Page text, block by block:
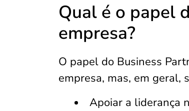
Qual é o papel
empresa?
O papel do Business
empresa, mas, em geral,
Apoiar a liderança